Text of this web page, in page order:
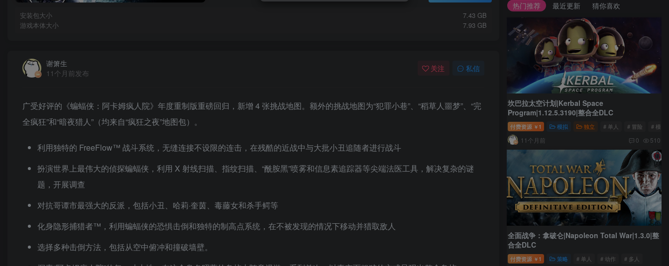
安装包大小
7.43 GB
游戏本体大小
7.93 GB
谢箫生
11个月前发布
关注 私信
广受好评的《蝙蝠侠：阿卡姆疯人院》年度重制版重磅回归，新增 4 张挑战地图。额外的挑战地图为“犯罪小巷”、“稻草人噩梦”、“完
全疯狂”和“暗夜猎人”（均来自“疯狂之夜”地图包）。
利用独特的 FreeFlow™ 战斗系统，无缝连接不设限的连击，在残酷的近战中与大批小丑追随者进行战斗
扮演世界上最伟大的侦探蝙蝠侠，利用 X 射线扫描、指纹扫描、“酰胺黑”喷雾和信息素追踪器等尖端法医工具，解决复杂的谜
题，开展调查
对抗哥谭市最强大的反派，包括小丑、哈莉·奎茵、毒藤女和杀手鳄等
化身隐形捕猎者™，利用蝙蝠侠的恐惧击倒和独特的制高点系统，在不被发现的情况下移动并猎取敌人
选择多种击倒方法，包括从空中俯冲和撞破墙壁。
热门推荐 最近更新 猜你喜欢
坎巴拉太空计划|Kerbal Space
Program|1.12.5.3190|整合全DLC
付费资源 ￥ 1 模拟 独立 # 单人 # 冒险 # 模拟
11个月前 0 510
全面战争：拿破仑|Napoleon Total War|1.3.0|整
合全DLC
付费资源 ￥ 1 策略 # 单人 # 动作 # 多人